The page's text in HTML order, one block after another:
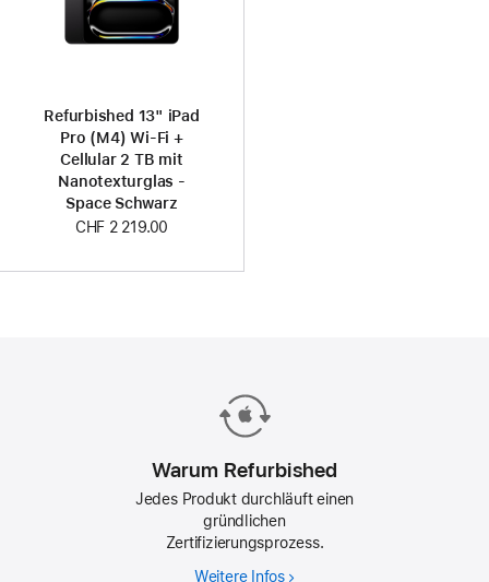
Refurbished 13" iPad
Pro (M4) Wi‑Fi +
Cellular 2 TB mit
Nanotexturglas -
Space Schwarz
CHF 2 219.00
Warum Refurbished
Jedes Produkt durchläuft einen
gründlichen
Zertifizierungsprozess.
Weitere InfosWarum